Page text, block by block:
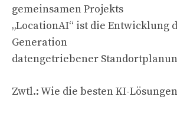
gemeinsamen Projekts
„LocationAI“ ist die Entwicklung
Generation
datengetriebener
Zwtl.: Wie die besten KI-